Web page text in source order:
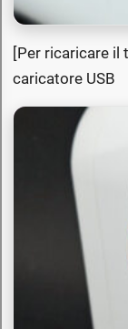
[Per ricaricare il
caricatore USB